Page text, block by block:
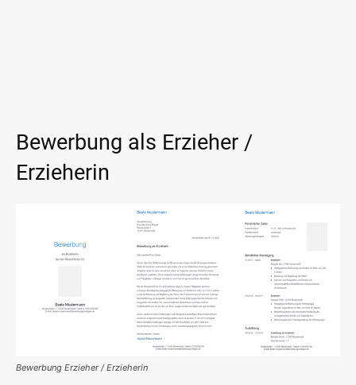
Bewerbung als Erzieher /
Erzieherin
Bewerbung Erzieher / Erzieherin